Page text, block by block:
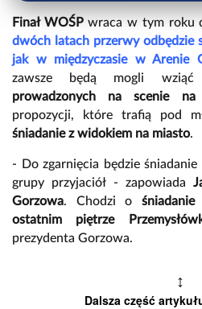
Finał WOŚPwraca w tym roku
dwóch latach przerwy odbędzie
jak w międzyczasie w Arenie
zawsze będą mogli
prowadzonych na scenie na
propozycji, które trafią pod
śniadanie z widokiem na miasto.
- Do zgarnięcia będzie
grupy przyjaciół - zapowiada
Gorzowa. Chodzi o
ostatnim piętrze
prezydenta Gorzowa.
↕
Dalsza część